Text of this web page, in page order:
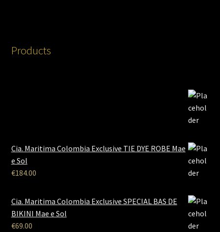
Products
Cia. Maritima Colombia Exclusive TIE DYE ROBE Mae
e Sol
€184.00
Cia. Maritima Colombia Exclusive SPECIAL BAS DE
BIKINI Mae e Sol
€69.00